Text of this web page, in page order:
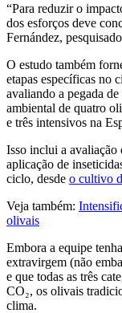
Para reduzir o
dos esforços deve
Fernández,
O estudo também
etapas específicas no
avaliando a pegada
ambiental de quatro
e três intensivos na
Isso inclui a avaliação
aplicação de
ciclo, desde o cultivo
Veja também:
olivais
Embora a equipe
extravirgem (não
e que todas as três
CO₂, os olivais
clima.